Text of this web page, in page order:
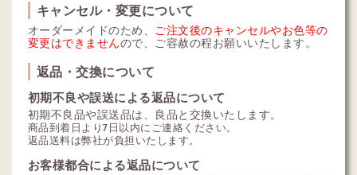
キャンセル・変更について
オーダーメイドのため、 ご注文後のキャンセルやお色等の
変更はできませんので、ご容赦の程お願いいたします。
返品・交換について
初期不良や誤送による返品について
初期不良品や誤送品は、良品と交換いたします。
商品到着日より7日以内にご連絡ください。
返品送料は弊社が負担いたします。
お客様都合による返品について